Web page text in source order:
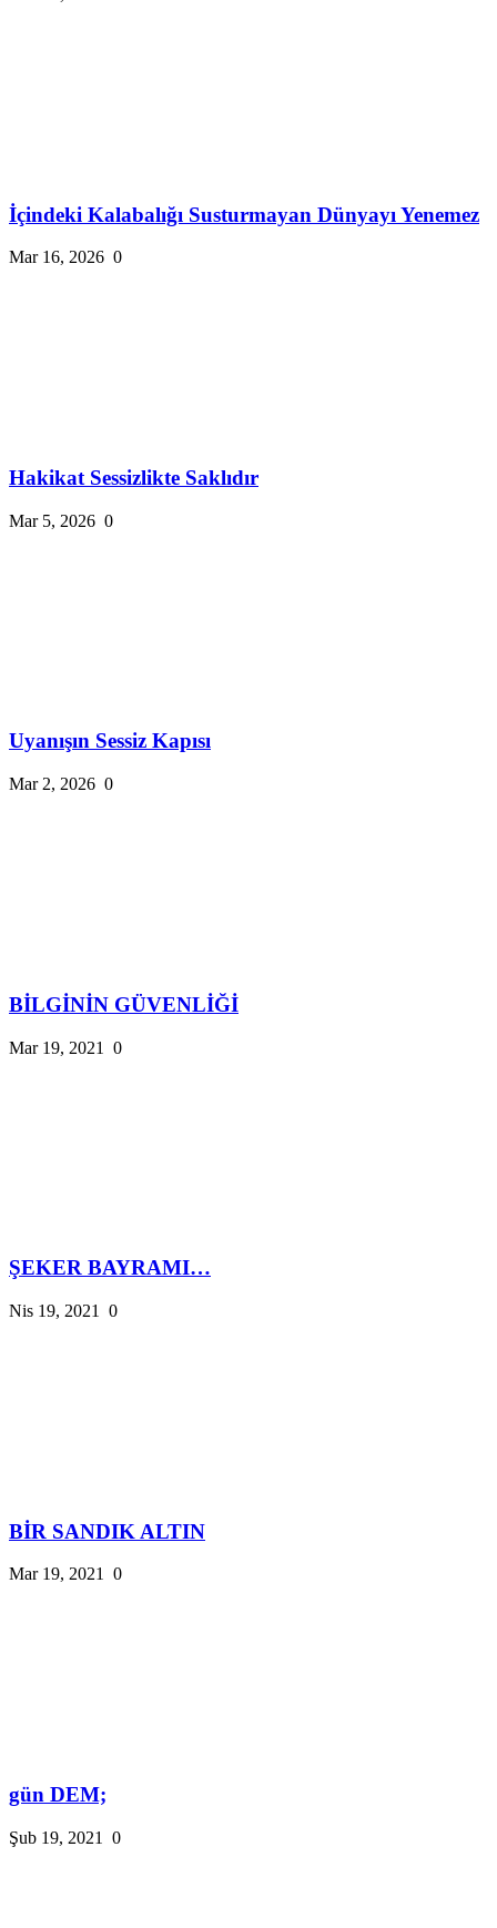
İçindeki Kalabalığı Susturmayan Dünyayı Yenemez
Mar 16, 2026 0
Hakikat Sessizlikte Saklıdır
Mar 5, 2026 0
Uyanışın Sessiz Kapısı
Mar 2, 2026 0
BİLGİNİN GÜVENLİĞİ
Mar 19, 2021 0
ŞEKER BAYRAMI…
Nis 19, 2021 0
BİR SANDIK ALTIN
Mar 19, 2021 0
gün DEM;
Şub 19, 2021 0